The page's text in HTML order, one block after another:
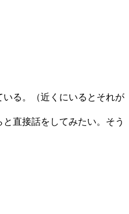
る。（近くにいるとそれが
直接話をしてみたい。そう